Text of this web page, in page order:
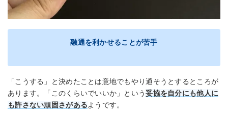
融通を利かせることが苦手
「こうする」と決めたことは意地でもやり通そうとするところが
あります。「このくらいでいいか」という妥協を自分にも他人に
も許さない頑固さがあるようです。